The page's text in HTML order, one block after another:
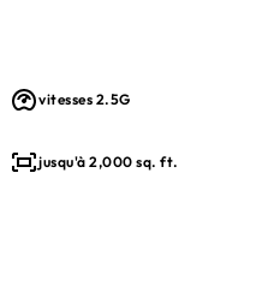
vitesses 2.5G
jusqu'à 2,000 sq. ft.